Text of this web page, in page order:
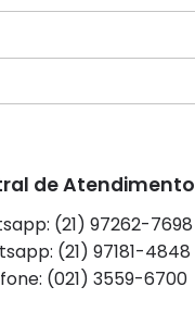
de Atendimento
(21) 97262-7698
(21) 97181-4848
(021) 3559-6700